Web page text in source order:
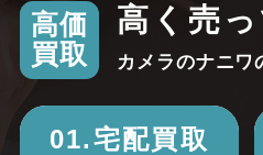
高価
買取
高く売
カメラのナニワ
01.宅配買取